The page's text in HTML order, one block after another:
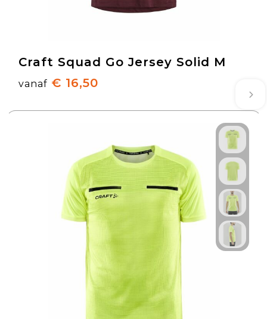
Craft Squad Go Jersey Solid M
vanaf € 16,50